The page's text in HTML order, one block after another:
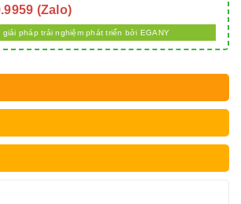
(Zalo)
giải pháp trải nghiệm phát triển bởi EGANY